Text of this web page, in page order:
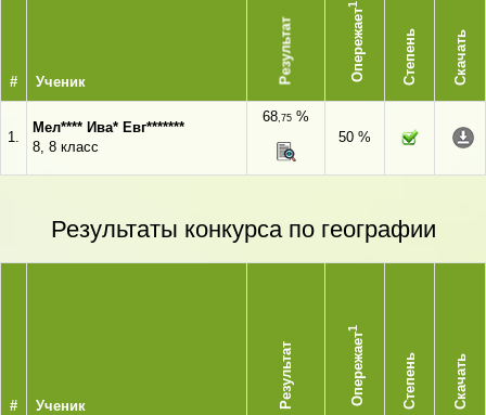
# Ученик Результат Опережает
1
Степень Скачать
1.
Мел**** Ива* Евг*******
8, 8 класс
68,75 %
50 %
Результаты конкурса по географии
# Ученик Результат Опережает
1
Степень Скачать